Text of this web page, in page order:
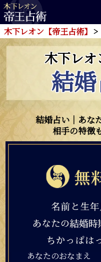
木下レオン【帝王占術】
木下レオ
結
結婚占い｜あな
相手の特徴
あなたのおなまえ